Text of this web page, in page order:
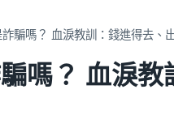
騙嗎？ 血淚教訓：錢進得去、
嗎？ 血淚